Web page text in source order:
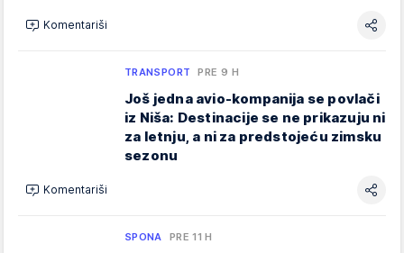
Komentariši
TRANSPORT PRE 9 H
Još jedna avio-kompanija se povlači
iz Niša: Destinacije se ne prikazuju ni
za letnju, a ni za predstojeću zimsku
sezonu
Komentariši
SPONA PRE 11 H